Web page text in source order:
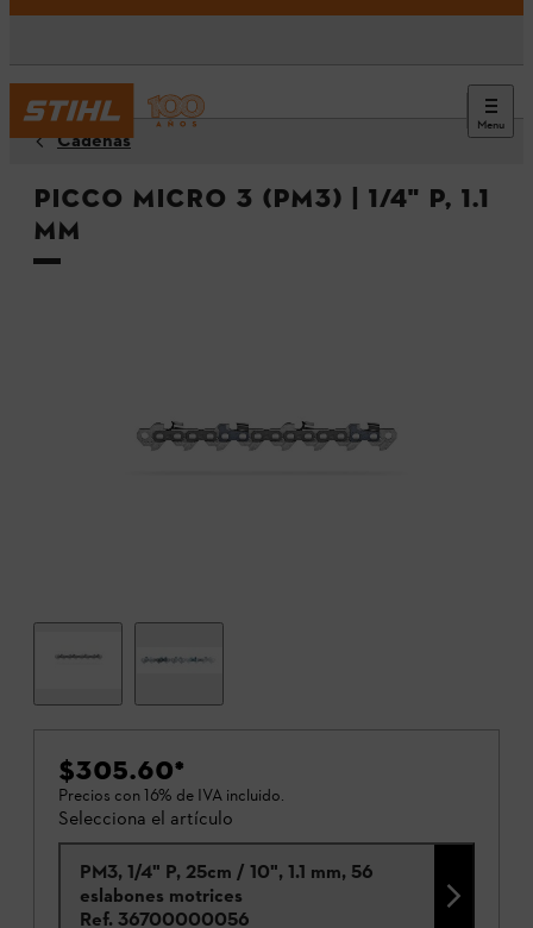
Menu
Cadenas
Picco Micro 3 (PM3) | 1/4" P, 1.1
mm
$305.60*
Precios con 16% de IVA incluido.
Selecciona el artículo
PM3, 1/4" P, 25cm / 10", 1.1 mm, 56
eslabones motrices
Ref. 36700000056